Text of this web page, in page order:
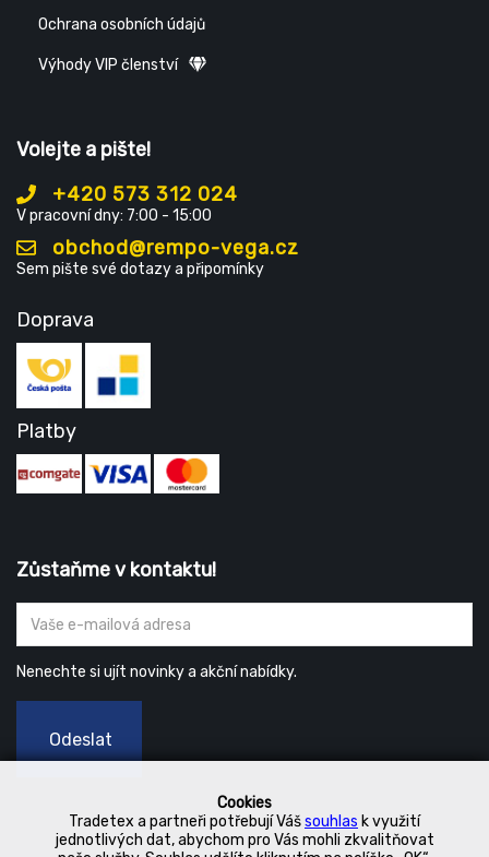
Cookies
Tradetex a partneři potřebují Vášsouhlas k využití
jednotlivých dat, abychom pro Vás mohli zkvalitňovat
Ochrana osobních údajů
Výhody VIP členství
Volejte a pište!
+420 573 312 024
V pracovní dny: 7:00 - 15:00
obchod@rempo-vega.cz
Sem pište své dotazy a připomínky
Doprava
Platby
Zůstaňme v kontaktu!
Nenechte si ujít novinky a akční nabídky.
Odeslat